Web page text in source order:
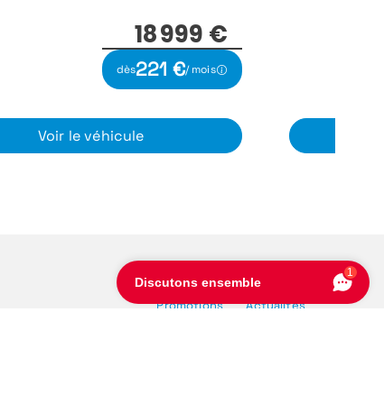
35 999 €
dès418 €/ mois
Voir le véhicule
Promotions Actualités
Discutons ensemble
1